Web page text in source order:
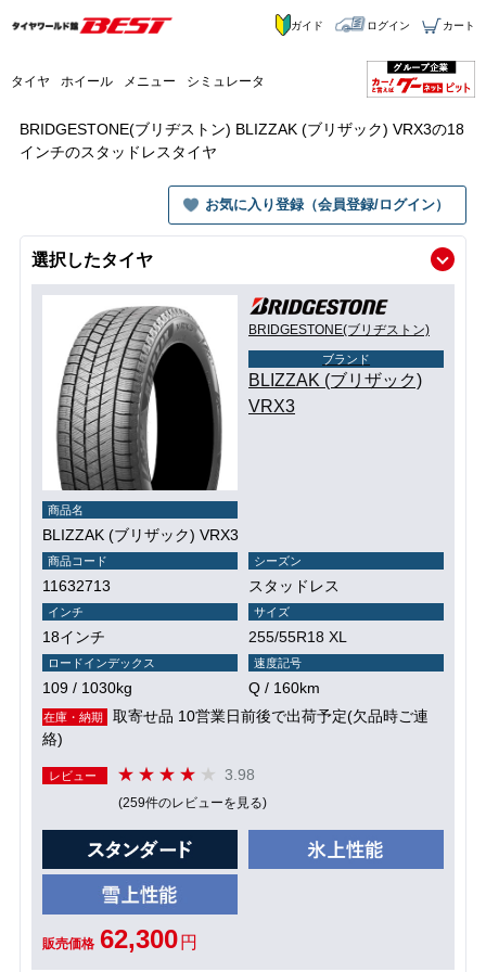
タイヤ ホイール メニュー シミュレータ
ガイド ログイン カート
BRIDGESTONE(ブリヂストン) BLIZZAK (ブリザック) VRX3の18
インチのスタッドレスタイヤ
お気に入り登録（会員登録/ログイン）
選択したタイヤ
BRIDGESTONE(ブリヂストン)
ブランド
BLIZZAK (ブリザック)
VRX3
商品名
BLIZZAK (ブリザック) VRX3
商品コード
11632713
シーズン
スタッドレス
インチ
18インチ
サイズ
255/55R18 XL
ロードインデックス
109 / 1030kg
速度記号
Q / 160km
在庫・納期
取寄せ品 10営業日前後で出荷予定(欠品時ご連
絡)
レビュー 3.98
(259件のレビューを見る)
販売価格 62,300 円